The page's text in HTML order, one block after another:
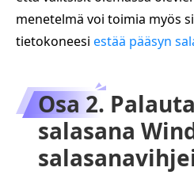
menetelmä voi toimia myös
tietokoneesi estää pääsyn
Osa 2.
salasana